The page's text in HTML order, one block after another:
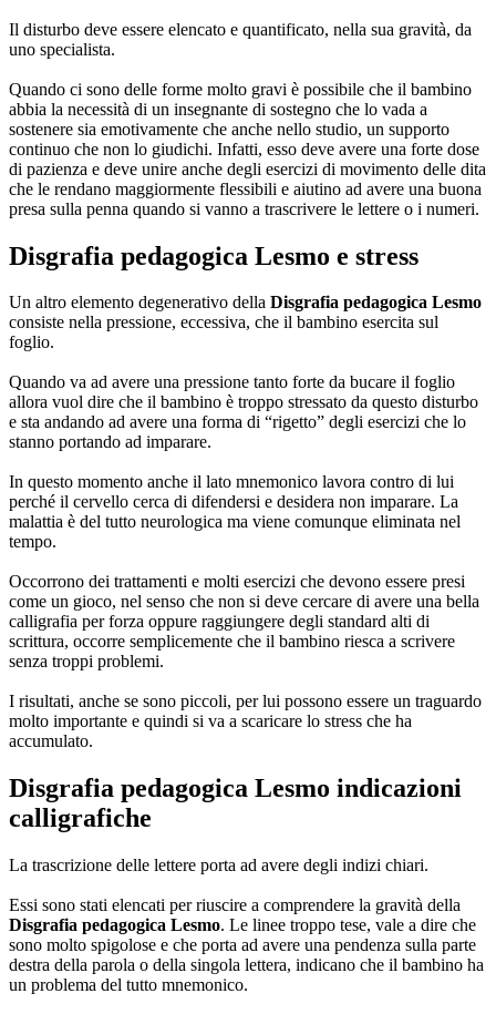
Il disturbo deve essere elencato e quantificato, nella sua gravità, da
uno specialista.
Quando ci sono delle forme molto gravi è possibile che il bambino
abbia la necessità di un insegnante di sostegno che lo vada a
sostenere sia emotivamente che anche nello studio, un supporto
continuo che non lo giudichi. Infatti, esso deve avere una forte dose
di pazienza e deve unire anche degli esercizi di movimento delle dita
che le rendano maggiormente flessibili e aiutino ad avere una buona
presa sulla penna quando si vanno a trascrivere le lettere o i numeri.
Disgrafia pedagogica Lesmo e stress
Un altro elemento degenerativo della Disgrafia pedagogica Lesmo
consiste nella pressione, eccessiva, che il bambino esercita sul
foglio.
Quando va ad avere una pressione tanto forte da bucare il foglio
allora vuol dire che il bambino è troppo stressato da questo disturbo
e sta andando ad avere una forma di “rigetto” degli esercizi che lo
stanno portando ad imparare.
In questo momento anche il lato mnemonico lavora contro di lui
perché il cervello cerca di difendersi e desidera non imparare. La
malattia è del tutto neurologica ma viene comunque eliminata nel
tempo.
Occorrono dei trattamenti e molti esercizi che devono essere presi
come un gioco, nel senso che non si deve cercare di avere una bella
calligrafia per forza oppure raggiungere degli standard alti di
scrittura, occorre semplicemente che il bambino riesca a scrivere
senza troppi problemi.
I risultati, anche se sono piccoli, per lui possono essere un traguardo
molto importante e quindi si va a scaricare lo stress che ha
accumulato.
Disgrafia pedagogica Lesmo indicazioni
calligrafiche
La trascrizione delle lettere porta ad avere degli indizi chiari.
Essi sono stati elencati per riuscire a comprendere la gravità della
Disgrafia pedagogica Lesmo. Le linee troppo tese, vale a dire che
sono molto spigolose e che porta ad avere una pendenza sulla parte
destra della parola o della singola lettera, indicano che il bambino ha
un problema del tutto mnemonico.